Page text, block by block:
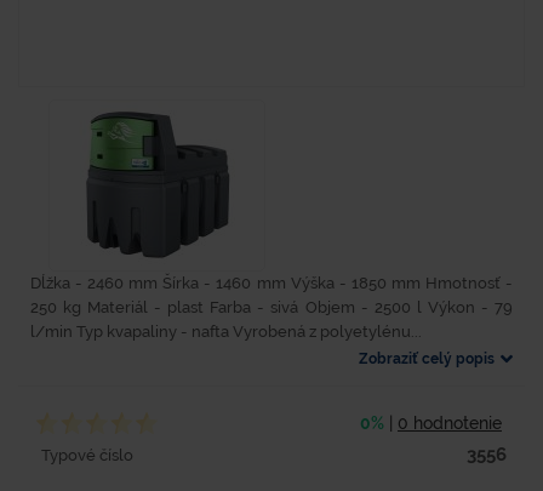
Dĺžka - 2460 mm Šírka - 1460 mm Výška - 1850 mm Hmotnosť -
250 kg Materiál - plast Farba - sivá Objem - 2500 l Výkon - 79
l/min Typ kvapaliny - nafta Vyrobená z polyetylénu...
Zobraziť celý popis
0% 0 hodnotenie
Typové číslo 3556